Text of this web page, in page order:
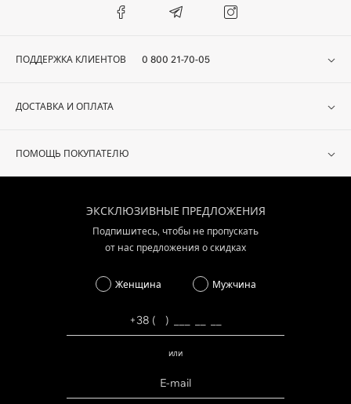
ПОДДЕРЖКА КЛИЕНТОВ 0 800 21-70-05
ДОСТАВКА И ОПЛАТА
ПОМОЩЬ ПОКУПАТЕЛЮ
ЭКСКЛЮЗИВНЫЕ ПРЕДЛОЖЕНИЯ
Подпишитесь, чтобы не пропускать
от нас предложения о скидках
Женщина Мужчина
или